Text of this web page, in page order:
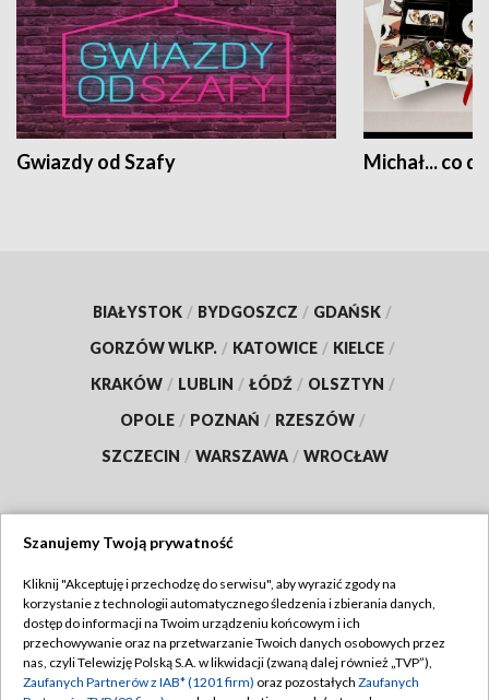
Gwiazdy od Szafy Michał... co
BIAŁYSTOK / BYDGOSZCZ / GDAŃSK /
GORZÓW WLKP. / KATOWICE / KIELCE /
KRAKÓW / LUBLIN / ŁÓDŹ / OLSZTYN /
OPOLE / POZNAŃ / RZESZÓW /
SZCZECIN / WARSZAWA / WROCŁAW
TVP
Abonament TVP
Emisja w TVP
Regulamin TVP
Polityka prywatności
Szanujemy Twoją prywatność
Kliknij "Akceptuję i przechodzę do serwisu", aby wyrazić zgody na
korzystanie z technologii automatycznego śledzenia i zbierania danych,
dostęp do informacji na Twoim urządzeniu końcowym i ich
przechowywanie oraz na przetwarzanie Twoich danych osobowych przez
nas, czyli Telewizję Polską S.A. w likwidacji (zwaną dalej również „TVP”),
Zaufanych Partnerów z IAB* (1201 firm) oraz pozostałych Zaufanych